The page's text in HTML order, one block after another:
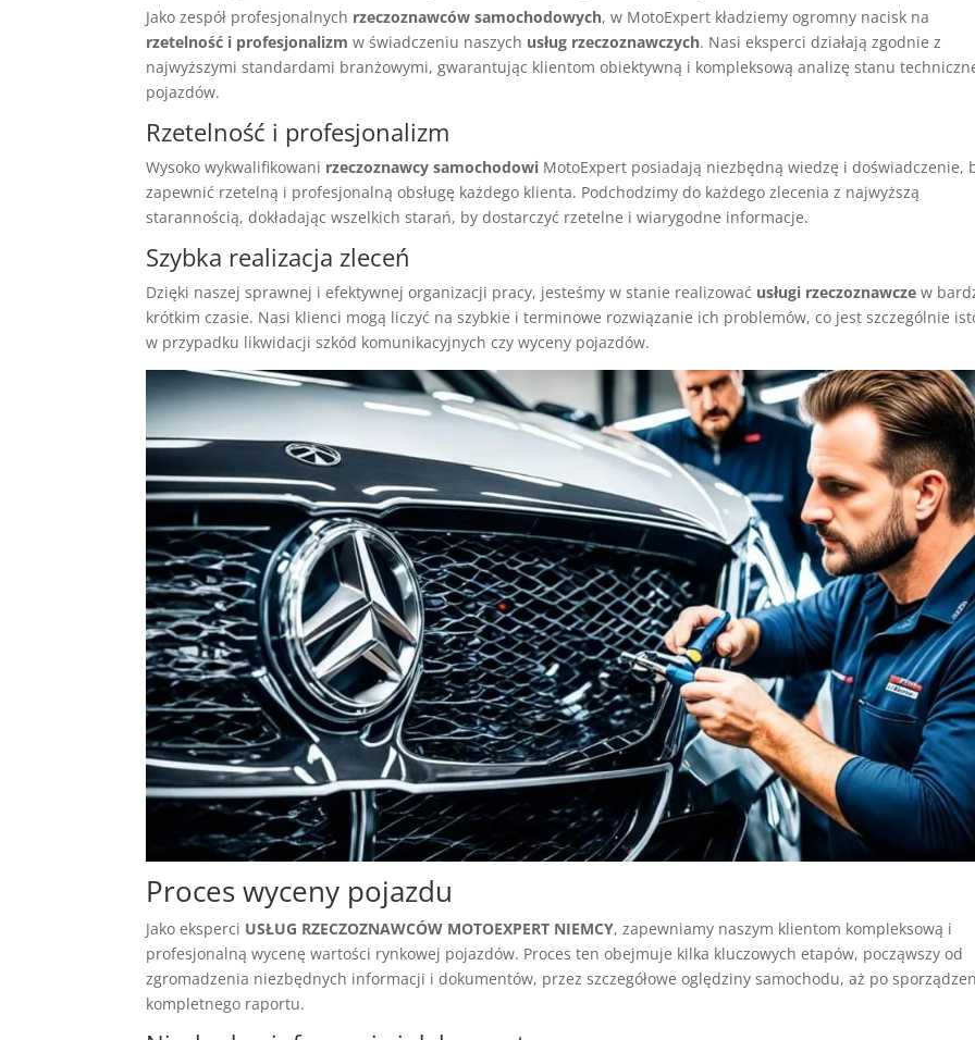
Jako zespół profesjonalnych rzeczoznawców samochodowych, w MotoExpert kładziemy ogromny nacisk na
rzetelność i profesjonalizm w świadczeniu naszych usług rzeczoznawczych. Nasi eksperci działają zgodnie z
najwyższymi standardami branżowymi, gwarantując klientom obiektywną i kompleksową analizę stanu
pojazdów.
Rzetelność i profesjonalizm
Wysoko wykwalifikowani rzeczoznawcy samochodowi MotoExpert posiadają niezbędną wiedzę i doświadczenie,
zapewnić rzetelną i profesjonalną obsługę każdego klienta. Podchodzimy do każdego zlecenia z najwyższą
starannością, dokładając wszelkich starań, by dostarczyć rzetelne i wiarygodne informacje.
Szybka realizacja zleceń
Dzięki naszej sprawnej i efektywnej organizacji pracy, jesteśmy w stanie realizować usługi rzeczoznawcze w
krótkim czasie. Nasi klienci mogą liczyć na szybkie i terminowe rozwiązanie ich problemów, co jest szczególnie
w przypadku likwidacji szkód komunikacyjnych czy wyceny pojazdów.
Proces wyceny pojazdu
Jako eksperci USŁUG RZECZOZNAWCÓW MOTOEXPERT NIEMCY, zapewniamy naszym klientom kompleksową i
profesjonalną wycenę wartości rynkowej pojazdów. Proces ten obejmuje kilka kluczowych etapów, począwszy od
zgromadzenia niezbędnych informacji i dokumentów, przez szczegółowe oględziny samochodu, aż po
kompletnego raportu.